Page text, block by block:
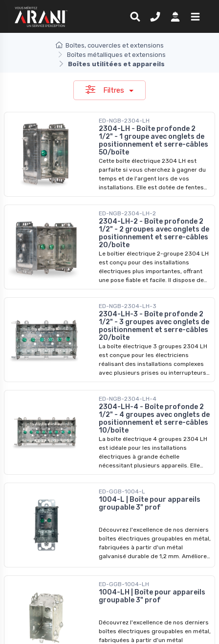
Boîtes, couvercles et extensions
Boîtes métalliques et extensions
Boîtes utilitées et appareils
Filtres
ED-NGB-2304-LH
2304-LH - Boîte profonde 2
1/2" - 1 groupe avec onglets de
positionnement et serre-câbles
50/boîte
Cette boîte électrique 2304 LH est
parfaite si vous cherchez à gagner du
temps et de l'argent lors de vos
installations. Elle est dotée de fentes
cloisons sèches de 1/2 pouce. De plus,
elle dispose de griffes de maintien
permettant de positionner fermement
la boîte exactement là où vous le
souhaitez dès le début de l'installation.
Cette boîte est également équipée de
languettes fixes conçues pour les
applications sur murs extérieurs. Avec
ces boîtes, les erreurs de placement
ED-NGB-2304-LH-2
2304-LH-2 - Boîte profonde 2
1/2" - 2 groupes avec onglets de
positionnement et serre-câbles
20/boîte
Le boîtier électrique 2-groupe 2304 LH
est conçu pour des installations
électriques plus importantes, offrant
une pose fiable et facile. Il dispose de
pouce. Ce boîtier comprend également
des broches de maintien pour le garder
en place et des pattes supplémentaires
pour les murs extérieurs. Grâce à son
montage à vis unique, l'installation est
rapide et simple, idéale pour les projets
résidentiels et commerciaux.
ED-NGB-2304-LH-3
2304-LH-3 - Boîte profonde 2
1/2" - 3 groupes avec onglets de
positionnement et serre-câbles
20/boîte
La boîte électrique 3 groupes 2304 LH
est conçue pour les électriciens
réalisant des installations complexes
avec plusieurs prises ou interrupteurs.
cloisons sèches de 1/2 pouce,
garantissant un ajustement sécurisé.
Les griffes de maintien assurent une
position stable de la boîte pendant
l’installation, évitant tout
désalignement. Conçue pour être
utilisée sur les murs intérieurs et
extérieurs, les languettes fixes
renforcent la stabilité dans les
rapide et précise, adaptée aux projets
professionnels résidentiels et
commerciaux.
ED-NGB-2304-LH-4
2304-LH-4 - Boîte profonde 2
1/2" - 4 groupes avec onglets de
positionnement et serre-câbles
10/boîte
La boîte électrique 4 groupes 2304 LH
est idéale pour les installations
électriques à grande échelle
nécessitant plusieurs appareils. Elle
pour cloisons sèches de 1/2 pouce. Les
griffes de maintien assurent une
position précise et stable, réduisant le
erreurs. Avec ses languettes
supplémentaires pour murs extérieurs,
cette boîte convient parfaitement aux
projets intérieurs et extérieurs. Conçue
les projets résidentiels et
commerciaux.
ED-GGB-1004-L
1004-L | Boîte pour appareils
groupable 3" prof
Découvrez l'excellence de nos derniers
boîtes électriques groupables en métal,
fabriquées à partir d'un métal
galvanisé durable de 1,2 mm. Améliorez
conçus pour surpasser les modèles
précédents. Ne manquez pas nos prix
imbattables - profitez-en pour
ED-GGB-1004-LH
1004-LH | Boîte pour appareils
groupable 3" prof
Découvrez l'excellence de nos derniers
boîtes électriques groupables en métal,
fabriquées à partir d'un métal